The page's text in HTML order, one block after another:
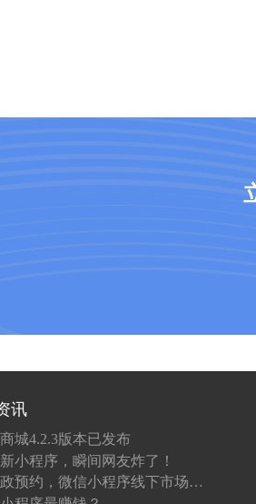
讯
城4.2.3版本已发布
小程序，瞬间网友炸了！
商品批发、家政预约，微信小程序线下市场究竟有多大？